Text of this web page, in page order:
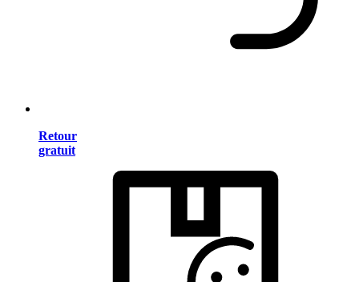
Retour
gratuit